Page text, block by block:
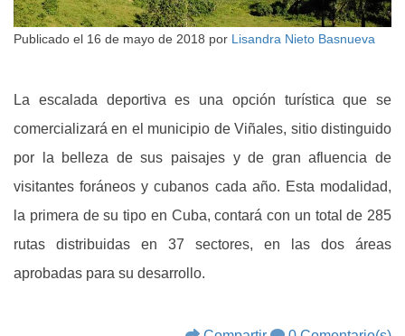
Publicado el 16 de mayo de 2018 por Lisandra Nieto Basnueva
La escalada deportiva es una opción turística que se
comercializará en el municipio de Viñales, sitio distinguido
por la belleza de sus paisajes y de gran afluencia de
visitantes foráneos y cubanos cada año. Esta modalidad,
la primera de su tipo en Cuba, contará con un total de 285
rutas distribuidas en 37 sectores, en las dos áreas
aprobadas para su desarrollo.